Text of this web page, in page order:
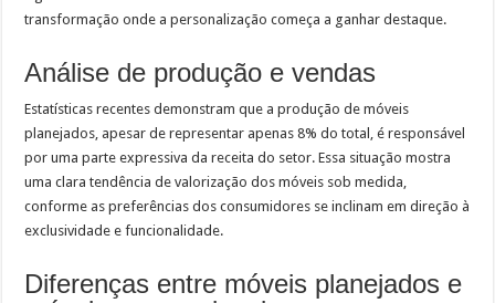
transformação onde a personalização começa a ganhar destaque.
Análise de produção e vendas
Estatísticas recentes demonstram que a produção de móveis
planejados, apesar de representar apenas 8% do total, é responsável
por uma parte expressiva da receita do setor. Essa situação mostra
uma clara tendência de valorização dos móveis sob medida,
conforme as preferências dos consumidores se inclinam em direção à
exclusividade e funcionalidade.
Diferenças entre móveis planejados e